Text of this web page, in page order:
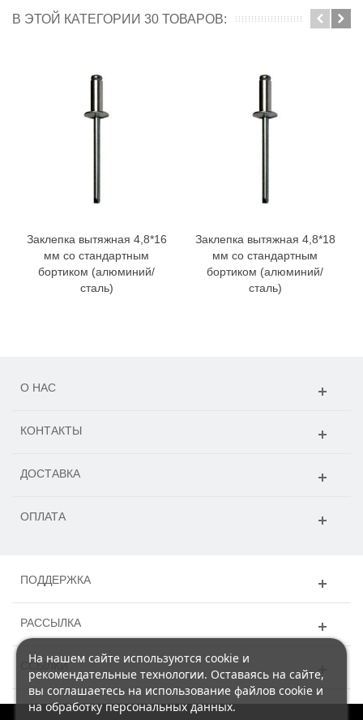
В ЭТОЙ КАТЕГОРИИ 30 ТОВАРОВ:
Заклепка вытяжная 4,8*16
мм со стандартным
бортиком (алюминий/
сталь)
Заклепка вытяжная 4,8*18
мм со стандартным
бортиком (алюминий/
сталь)
О НАС
КОНТАКТЫ
ДОСТАВКА
ОПЛАТА
ПОДДЕРЖКА
РАССЫЛКА
ССЫЛКИ
На нашем сайте используются cookie и
рекомендательные технологии. Оставаясь на сайте,
вы соглашаетесь на использование файлов cookie и
на обработку персональных данных.